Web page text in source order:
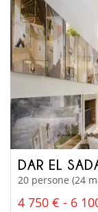
DAR EL
20 persone (24
4 750 € - 6